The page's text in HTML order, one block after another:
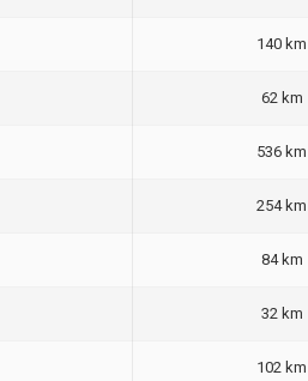
140 km
62 km
536 km
254 km
84 km
32 km
102 km